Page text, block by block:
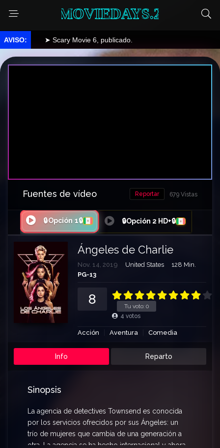
MOVIEDAYS.2
➤ Scary Movie 6, publicado.
Fuentes de vídeo 679 Vistas
Reportar
🔒Opción 1🔒 🔒Opción 2 HD+🔒
Ángeles de Charlie
Nov. 14, 2019 United States
128 Min.
PG-13
Tu voto: 0
8
4 votos
Acción Aventura Comedia
Info Reparto
Sinopsis
La agencia de detectives Townsend es conocida
por los servicios ofrecidos por sus Ángeles: un
trío de mujeres que cambia de una generación a
otra. La agencia se ha hecho internacional y ahora